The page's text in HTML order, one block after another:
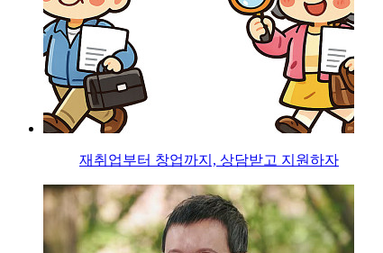
재취업부터 창업까지, 상담받고 지원하자